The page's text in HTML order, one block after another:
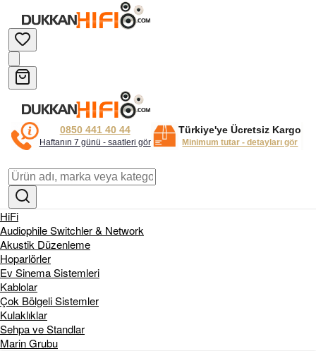
0850 441 40 44
Haftanın 7 günü - saatleri gör
Türkiye'ye Ücretsiz Kargo
Minimum tutar - detayları gör
HiFi
Audiophile Switchler & Network
Akustik Düzenleme
Hoparlörler
Ev Sinema Sistemleri
Kablolar
Çok Bölgeli Sistemler
Kulaklıklar
Sehpa ve Standlar
Marin Grubu